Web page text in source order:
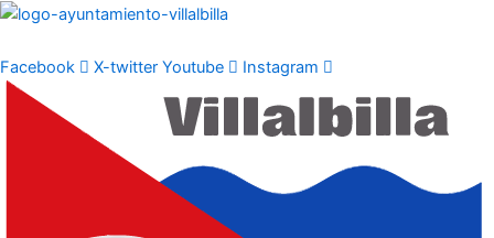
Ir
contenido
Facebook X-twitter Youtube Instagram